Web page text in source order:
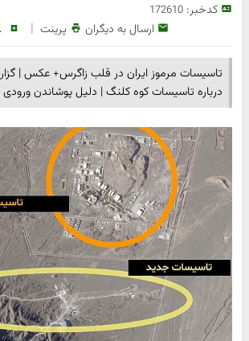
کدخبر:172610
ارسال به دیگران پرینت |
تاسیسات مرموز ایران در قلب زاگرس+ عکس |
درباره تاسیسات کوه کلنگ | دلیل پوشاندن